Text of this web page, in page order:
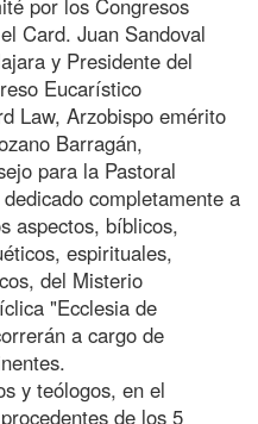
Card. Juan Sandoval
y Presidente del
Eucarístico
Law, Arzobispo emérito
Barragán,
para la Pastoral
completamente a
aspectos, bíblicos,
espirituales,
del Misterio
"Ecclesia de
a cargo de
y teólogos, en el
de los 5